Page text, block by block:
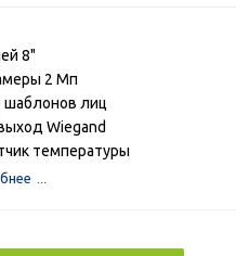
8"
2 Мп
шаблонов лиц
Wiegand
температуры